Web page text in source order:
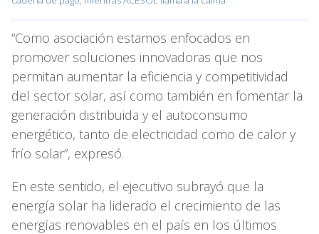
“Como asociación estamos enfocados en
promover soluciones innovadoras que nos
permitan aumentar la eficiencia y competitividad
del sector solar, así como también en fomentar la
generación distribuida y el autoconsumo
energético, tanto de electricidad como de calor y
frío solar”, expresó.
En este sentido, el ejecutivo subrayó que la
energía solar ha liderado el crecimiento de las
energías renovables en el país en los últimos